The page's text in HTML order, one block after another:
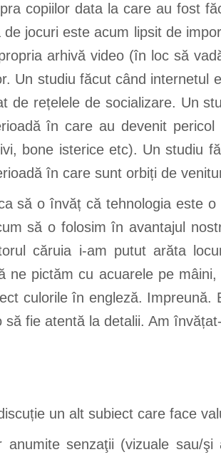
copiilor data la care au fost
jocuri este acum lipsit de
arhivă video (în loc să
Un studiu făcut când internetul
de rețelele de socializare. Un
în care au devenit
bone isterice etc). Un studiu
în care sunt orbiți de
să o învăț că tehnologia este
să o folosim în avantajul
căruia i-am putut arăta
ne pictăm cu acuarele pe
culorile în engleză. Impreună.
fie atentă la detalii. Am
un alt subiect care face
senzaţii (vizuale sau/